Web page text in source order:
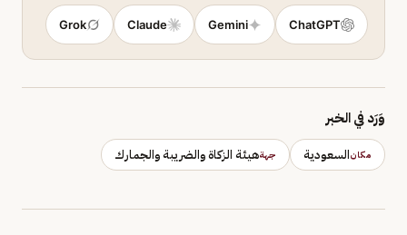
ChatGPT
Gemini
Claude
Grok
وَرَد في الخبر
مكانالسعودية جهةهيئة الزكاة والضريبة والجمارك